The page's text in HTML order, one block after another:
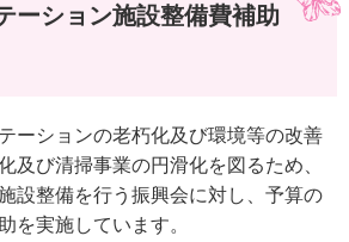
ーション施設整備費補助
ーションの老朽化及び環境等の改善
及び清掃事業の円滑化を図るため、
設整備を行う振興会に対し、予算の
を実施しています。